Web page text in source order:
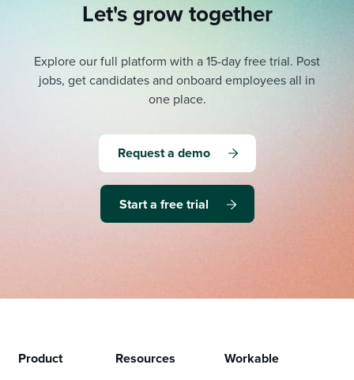
Let's grow together
Explore our full platform with a 15-day free trial. Post
jobs, get candidates and onboard employees all in
one place.
Request a demo
Start a free trial
Product Resources Workable